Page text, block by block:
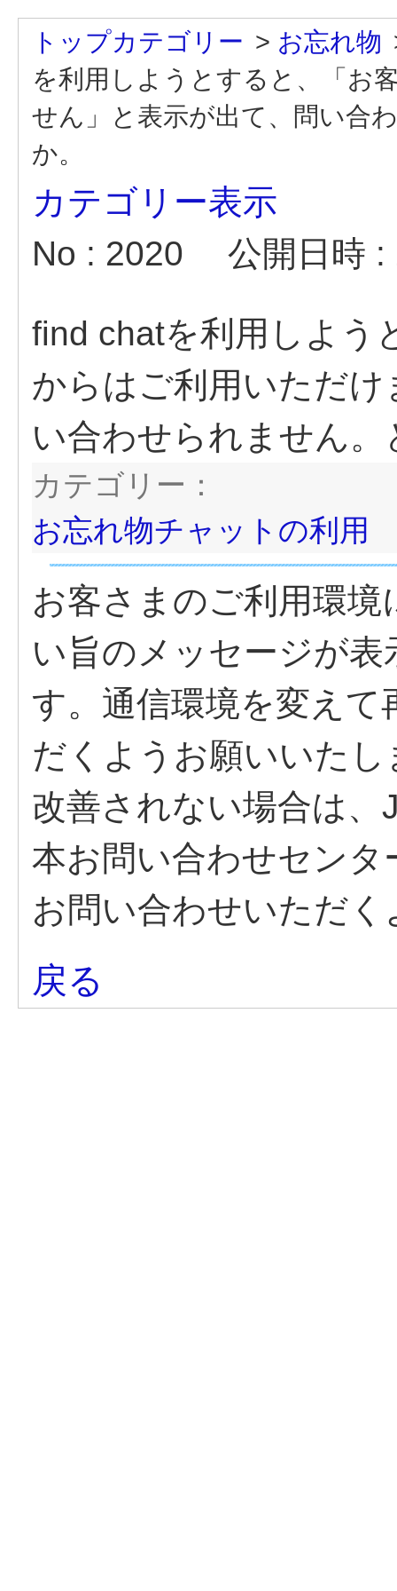
トップカテゴリー > お忘れ物
を利用しようとすると、「お
せん」と表示が出て、問い合
か。
カテゴリー表示
No : 2020
公開日時
find chatを利用しよう
からはご利用いただ
い合わせられません
カテゴリー：
お忘れ物チャットの利用
お客さまのご利用環
い旨のメッセージが
す。通信環境を変え
だくようお願いいたし
改善されない場合は
本お問い合わせセン
お問い合わせいただ
戻る